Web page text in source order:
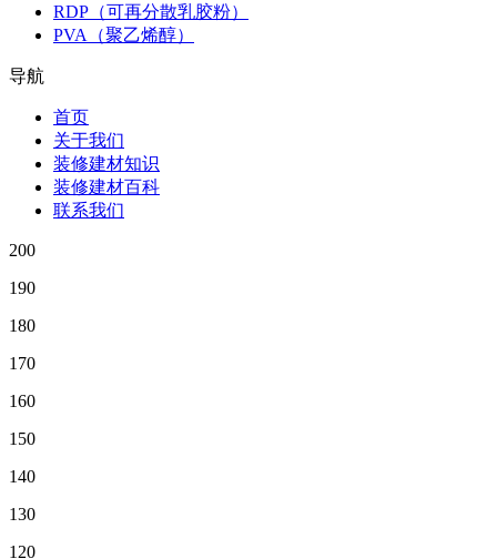
RDP（可再分散乳胶粉）
PVA（聚乙烯醇）
导航
首页
关于我们
装修建材知识
装修建材百科
联系我们
200
190
180
170
160
150
140
130
120